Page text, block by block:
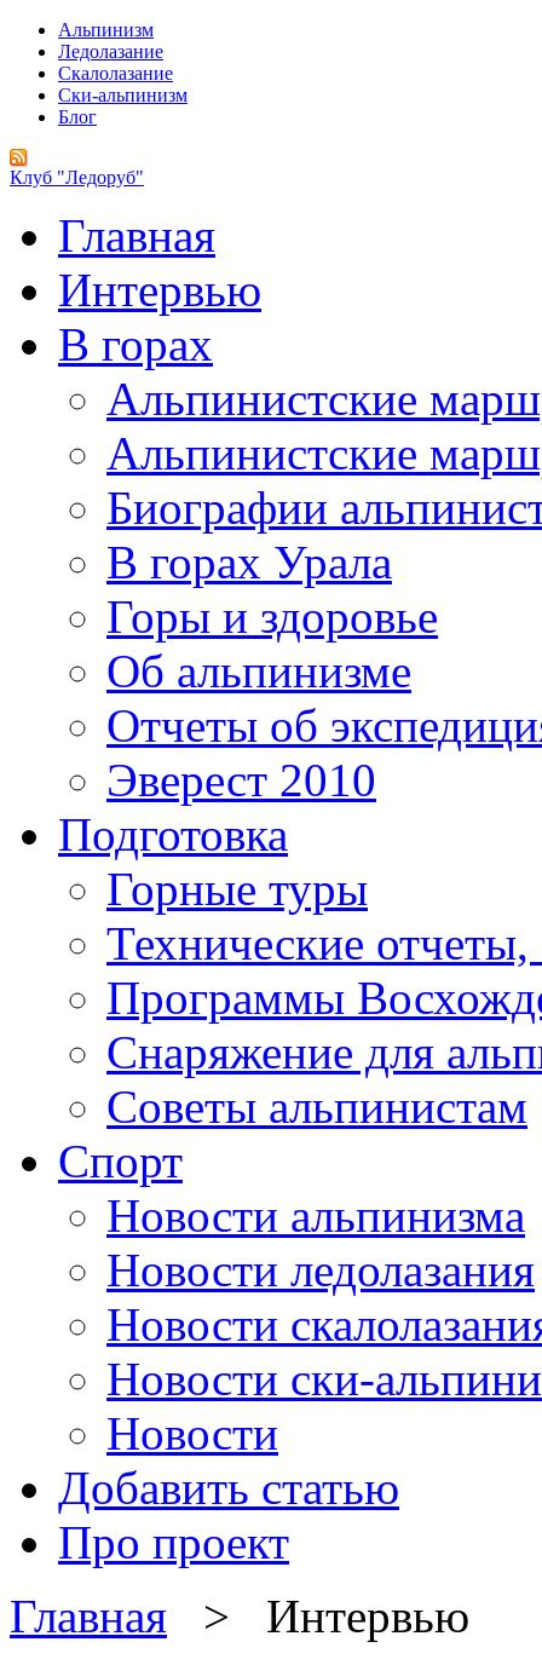
Альпинизм
Ледолазание
Скалолазание
Ски-альпинизм
Блог
Клуб "Ледоруб"
Главная
Интервью
В горах
Альпинистские
Альпинистские
Биографии
В горах Урала
Горы и здоровье
Об альпинизме
Отчеты об
Эверест 2010
Подготовка
Горные туры
Технические
Программы
Снаряжение для
Советы альпинистам
Спорт
Новости альпинизма
Новости ледолазания
Новости
Новости ски-
Новости
Добавить статью
Про проект
Главная > Интервью